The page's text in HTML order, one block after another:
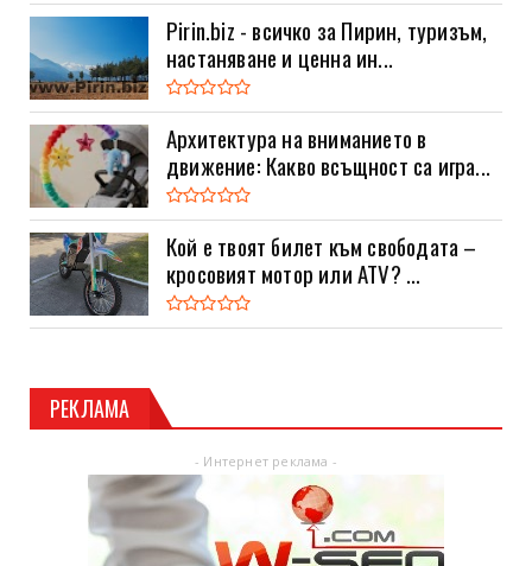
Pirin.biz - всичко за Пирин, туризъм,
настаняване и ценна ин...
Архитектура на вниманието в
движение: Какво всъщност са игра...
Кой е твоят билет към свободата –
кросовият мотор или ATV? ...
РЕКЛАМА
- Интернет реклама -